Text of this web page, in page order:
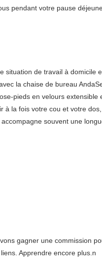
pendant votre pause
situation de travail à domicile
la chaise de bureau
pieds en velours extensible
à la fois votre cou et votre
souvent une
gagner une commission
Apprendre encore plus.n